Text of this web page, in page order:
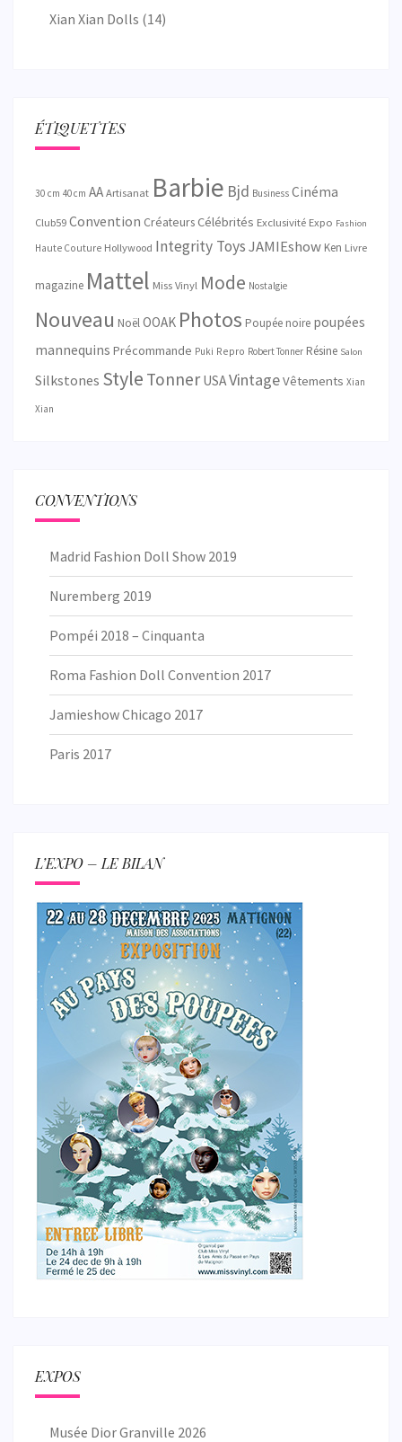
Xian Xian Dolls (14)
ÉTIQUETTES
30 cm 40 cm AA Artisanat Barbie Bjd Business Cinéma
Club59 Convention CréateursCélébrités Exclusivité Expo Fashion
Haute Couture Hollywood Integrity ToysJAMIEshow Ken Livre
magazine Mattel Miss Vinyl Mode Nostalgie
Nouveau NoëlOOAK Photos Poupée noire poupées
mannequins Précommande Puki Repro Robert Tonner Résine Salon
Silkstones Style Tonner USAVintageVêtements Xian
Xian
CONVENTIONS
Madrid Fashion Doll Show 2019
Nuremberg 2019
Pompéi 2018 – Cinquanta
Roma Fashion Doll Convention 2017
Jamieshow Chicago 2017
Paris 2017
L’EXPO – LE BILAN
EXPOS
Musée Dior Granville 2026